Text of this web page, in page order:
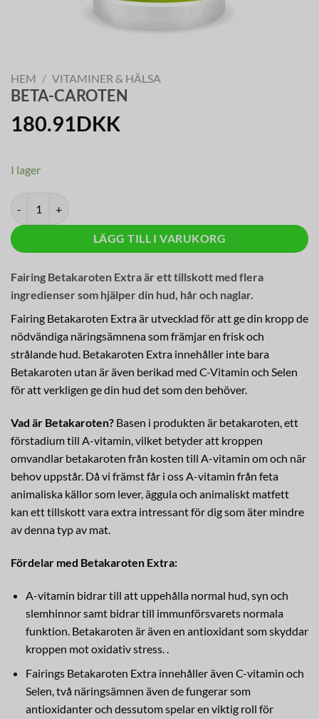
HEM / VITAMINER & HÄLSA
BETA-CAROTEN
180.91DKK
I lager
LÄGG TILL I VARUKORG
Fairing Betakaroten Extra är ett tillskott med flera
ingredienser som hjälper din hud, hår och naglar.
Fairing Betakaroten Extra är utvecklad för att ge din kropp de
nödvändiga näringsämnena som främjar en frisk och
strålande hud. Betakaroten Extra innehåller inte bara
Betakaroten utan är även berikad med C-Vitamin och Selen
för att verkligen ge din hud det som den behöver.
Vad är Betakaroten? Basen i produkten är betakaroten, ett
förstadium till A-vitamin, vilket betyder att kroppen
omvandlar betakaroten från kosten till A-vitamin om och när
behov uppstår. Då vi främst får i oss A-vitamin från feta
animaliska källor som lever, äggula och animaliskt matfett
kan ett tillskott vara extra intressant för dig som äter mindre
av denna typ av mat.
Fördelar med Betakaroten Extra:
A-vitamin bidrar till att uppehålla normal hud, syn och
slemhinnor samt bidrar till immunförsvarets normala
funktion. Betakaroten är även en antioxidant som skyddar
kroppen mot oxidativ stress. .
Fairings Betakaroten Extra innehåller även C-vitamin och
Selen, två näringsämnen även de fungerar som
antioxidanter och dessutom spelar en viktig roll för